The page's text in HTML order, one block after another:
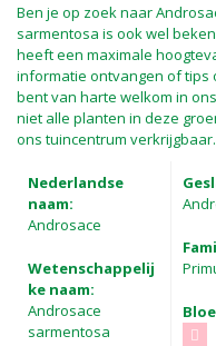
Ben je op zoek naar
sarmentosa is ook wel
heeft een maximale
informatie ontvangen of tips
bent van harte welkom in
niet alle planten in deze
ons tuincentrum verkrijgbaar.
Nederlandse
naam:
Androsace
Wetenschappelij
ke naam:
Androsace
sarmentosa